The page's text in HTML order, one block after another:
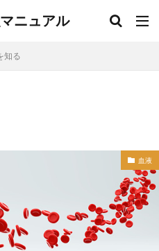
ニュアル
知る
血液